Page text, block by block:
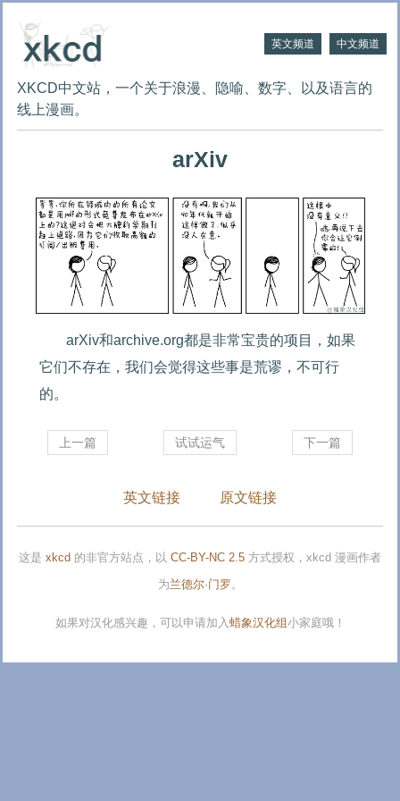
英文频道 中文频道
XKCD中文站，一个关于浪漫、隐喻、数字、以及语言的
线上漫画。
arXiv
arXiv和archive.org都是非常宝贵的项目，如果
它们不存在，我们会觉得这些事是荒谬，不可行
的。
上一篇 下一篇
试试运气
英文链接 原文链接
这是 xkcd 的非官方站点，以 CC-BY-NC 2.5 方式授权，xkcd 漫画作者
为兰德尔·门罗 。
如果对汉化感兴趣，可以申请加入 蜡象汉化组小家庭哦！